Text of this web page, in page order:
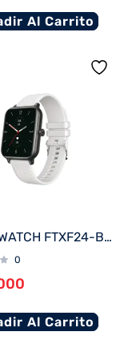
Al Carrito
SMARTWATCH FTXF24-BW 50MM NEGRO/GRIS 20MM ANDROID/IOS/BT/FREC. CARD
0
Al Carrito